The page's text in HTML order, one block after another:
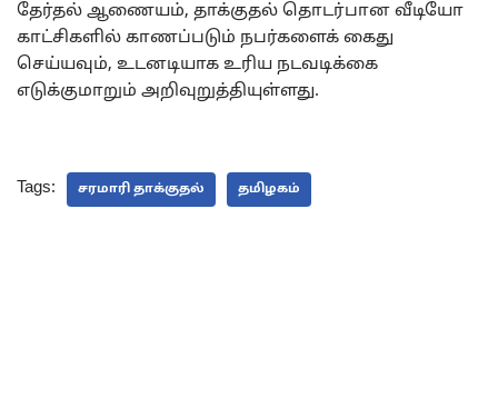
தேர்தல் ஆணையம், தாக்குதல் தொடர்பான வீடியோ
காட்சிகளில் காணப்படும் நபர்களைக் கைது
செய்யவும், உடனடியாக உரிய நடவடிக்கை
எடுக்குமாறும் அறிவுறுத்தியுள்ளது.
Tags: சரமாரி தாக்குதல் தமிழகம்